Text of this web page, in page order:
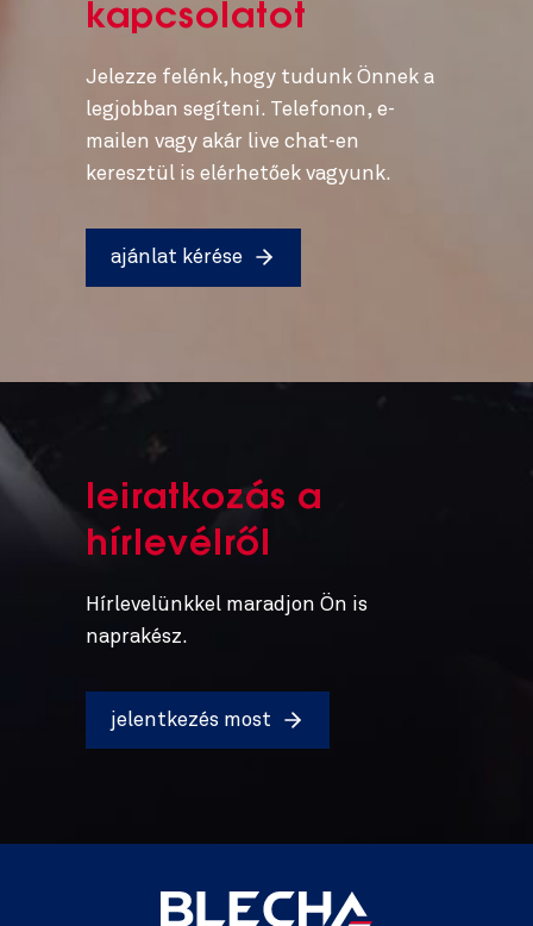
kapcsolatot
Jelezze felénk,hogy tudunk Önnek a
legjobban segíteni. Telefonon, e-
mailen vagy akár live chat-en
keresztül is elérhetőek vagyunk.
ajánlat kérése
leiratkozás a
hírlevélről
Hírlevelünkkel maradjon Ön is
naprakész.
jelentkezés most